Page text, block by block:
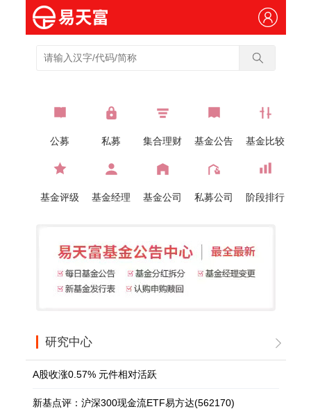
公募 私募 集合理财 基金公告 基金比较
基金评级 基金经理 基金公司 私募公司 阶段排行
研究中心
A股收涨0.57% 元件相对活跃
新基点评：沪深300现金流ETF易方达(562170)